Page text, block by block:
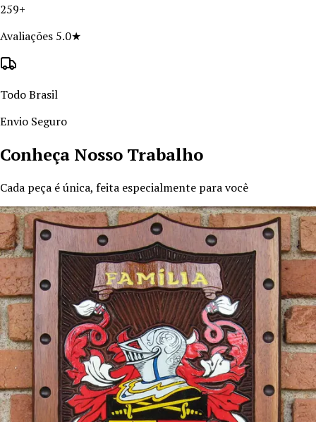
259+
Avaliações 5.0★
Todo Brasil
Envio Seguro
Conheça Nosso Trabalho
Cada peça é única, feita especialmente para você